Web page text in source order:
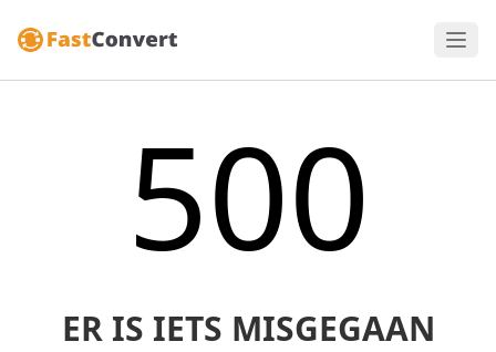
500
ER IS IETS MISGEGAAN